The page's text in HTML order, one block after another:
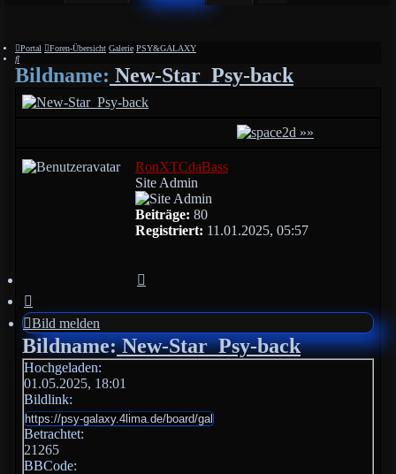
Portal Foren-Übersicht Galerie PSY&GALAXY
Suche
Bildname: New-Star_Psy-back
»»
RonXTCdaBass
Site Admin
Beiträge: 80
Registriert: 11.01.2025, 05:57
Bild melden
Bildname:New-Star_Psy-back
Hochgeladen:
01.05.2025, 18:01
Bildlink:
Betrachtet:
21265
BBCode: